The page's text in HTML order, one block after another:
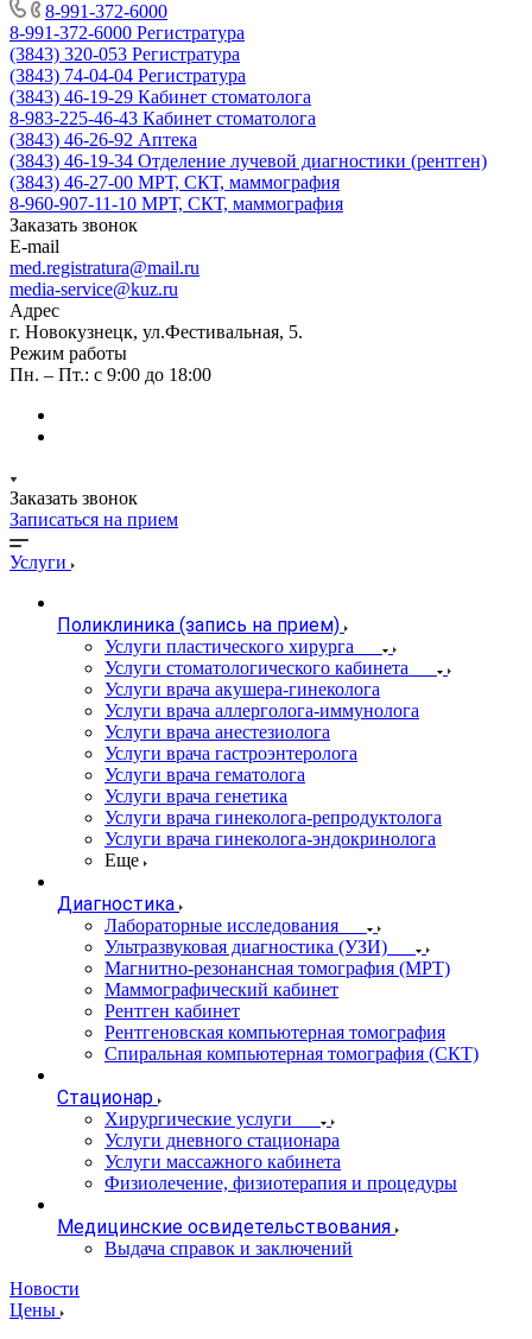
8-991-372-6000
8-991-372-6000 Регистратура
(3843) 320-053 Регистратура
(3843) 74-04-04 Регистратура
(3843) 46-19-29 Кабинет стоматолога
8-983-225-46-43 Кабинет стоматолога
(3843) 46-26-92 Аптека
(3843) 46-19-34 Отделение лучевой диагностики (рентген)
(3843) 46-27-00 МРТ, СКТ, маммография
8-960-907-11-10 МРТ, СКТ, маммография
Заказать звонок
E-mail
med.registratura@mail.ru
media-service@kuz.ru
Адрес
г. Новокузнецк, ул.Фестивальная, 5.
Режим работы
Пн. – Пт.: с 9:00 до 18:00
Заказать звонок
Записаться на прием
Услуги
Поликлиника (запись на прием)
Услуги пластического хирурга
Услуги стоматологического кабинета
Услуги врача акушера-гинеколога
Услуги врача аллерголога-иммунолога
Услуги врача анестезиолога
Услуги врача гастроэнтеролога
Услуги врача гематолога
Услуги врача генетика
Услуги врача гинеколога-репродуктолога
Услуги врача гинеколога-эндокринолога
Еще
Диагностика
Лабораторные исследования
Ультразвуковая диагностика (УЗИ)
Магнитно-резонансная томография (МРТ)
Маммографический кабинет
Рентген кабинет
Рентгеновская компьютерная томография
Спиральная компьютерная томография (СКТ)
Стационар
Хирургические услуги
Услуги дневного стационара
Услуги массажного кабинета
Физиолечение, физиотерапия и процедуры
Медицинские освидетельствования
Выдача справок и заключений
Новости
Цены